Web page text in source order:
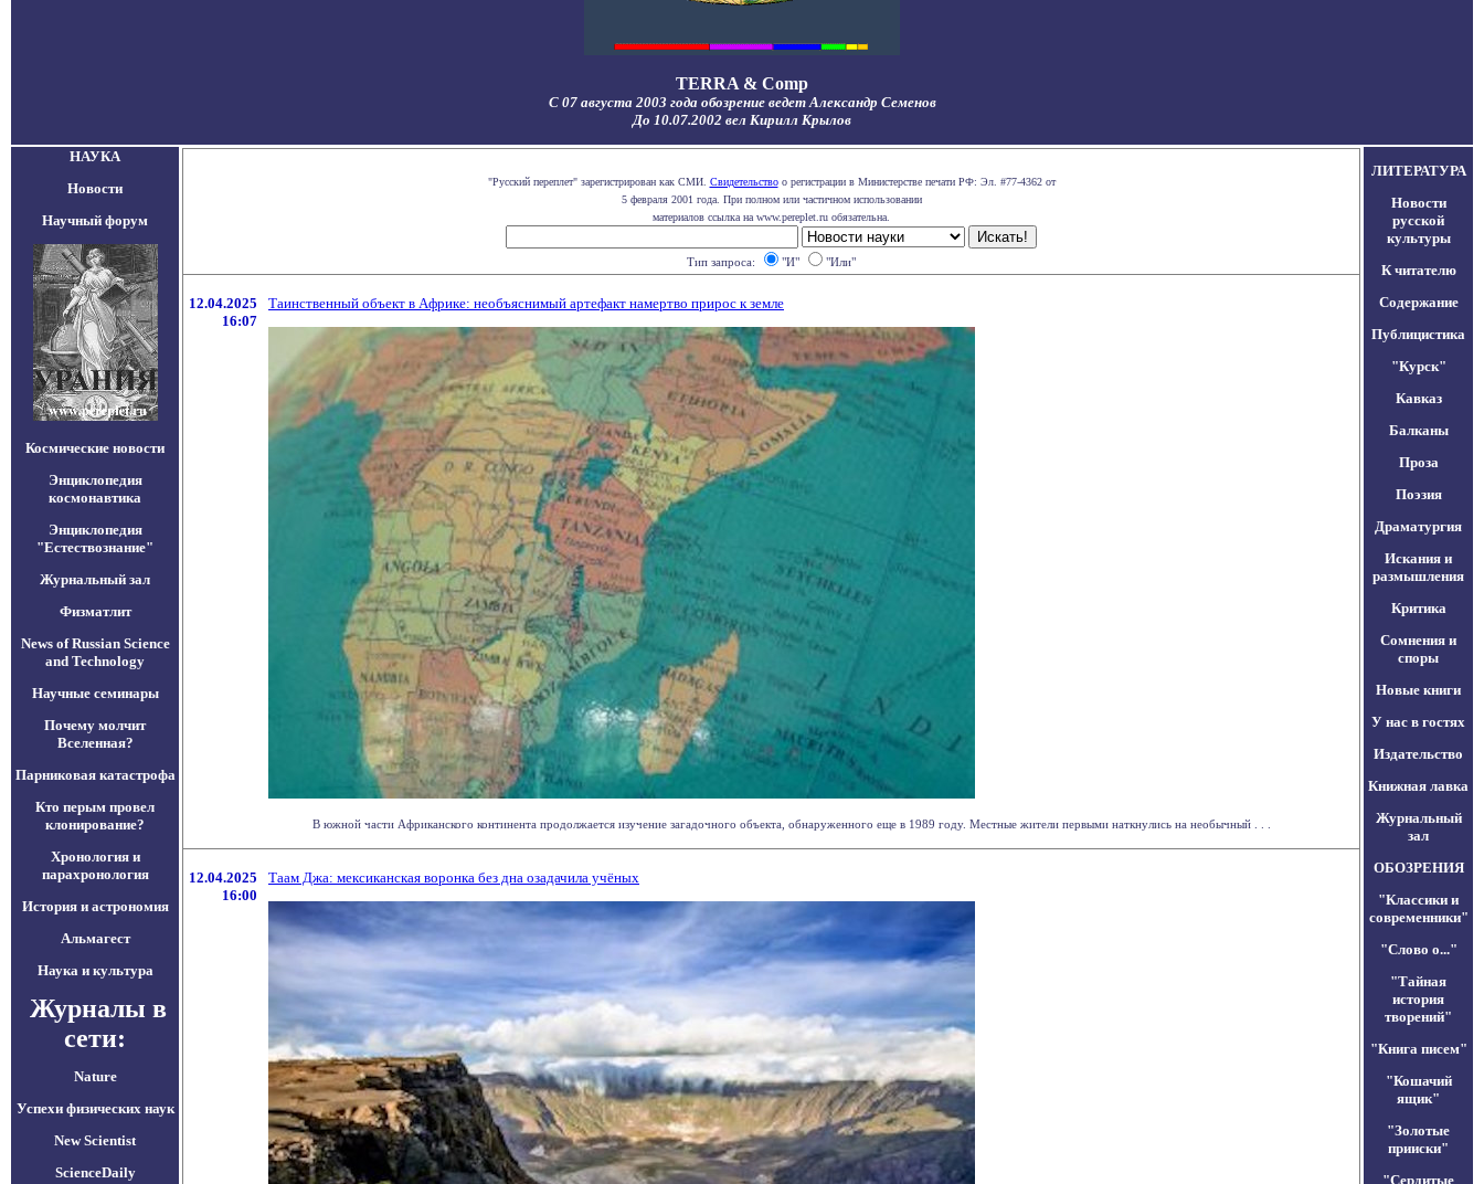
TERRA & Comp
С 07 августа 2003 года обозрение ведет Александр Семенов
До 10.07.2002 вел Кирилл Крылов
НАУКА
Новости
Научный форум
Космические новости
Энциклопедия
космонавтика
Энциклопедия
"Естествознание"
Журнальный зал
Физматлит
News of Russian Science
and Technology
Научные семинары
Почему молчит
Вселенная?
Парниковая катастрофа
Кто перым провел
клонирование?
Хронология и
парахронология
История и астрономия
Альмагест
Наука и культура
Журналы в
сети:
Nature
Успехи физических наук
New Scientist
ScienceDaily
"Русский переплет" зарегистрирован как СМИ. Свидетельствоо регистрации в Министерстве печати РФ: Эл. #77-4362 от
5 февраля 2001 года. При полном или частичном использовании
материалов ссылка на www.pereplet.ru обязательна.
Тип запроса: "И" "Или"
12.04.2025
16:07
Таинственный объект в Африке: необъяснимый артефакт намертво прирос к земле
В южной части Африканского континента продолжается изучение загадочного объекта, обнаруженного еще в 1989 году. Местные жители первыми наткнулись на необычный . . .
12.04.2025
16:00
Таам Джа: мексиканская воронка без дна озадачила учёных
ЛИТЕРАТУРА
Новости
русской
культуры
К читателю
Содержание
Публицистика
"Курск"
Кавказ
Балканы
Проза
Поэзия
Драматургия
Искания и
размышления
Критика
Сомнения и
споры
Новые книги
У нас в гостях
Издательство
Книжная лавка
Журнальный
зал
ОБОЗРЕНИЯ
"Классики и
современники"
"Слово о..."
"Тайная
история
творений"
"Книга писем"
"Кошачий
ящик"
"Золотые
прииски"
"Сердитые